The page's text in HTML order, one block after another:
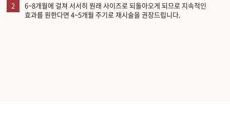
2
6~8개월에 걸쳐 서서히 원래 사이즈로 되돌아오게 되므로 지속적인
효과를 원한다면 4~5개월 주기로 재시술을 권장드립니다.